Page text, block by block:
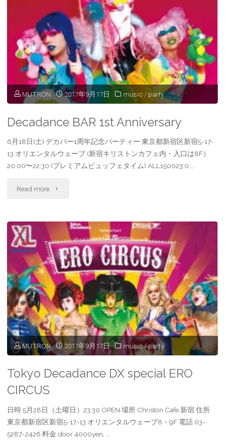
MUTRON 2017年9月17日 music / party
Decadance BAR 1st Anniversary
6月18日(土) デカバー1周年記念パーティー 東京都新宿区新宿5-17-
13 オリエンタルウェーブ (新宿キリストンカフェ内・入口は8F）
20:00〜22:30 (プレミアムビュッフェタイム) ALL150023:0 …
Read more "Decadance
Anniversary"
MUTRON 2017年9月17日 music/party
Tokyo Decadance DX special ERO
CIRCUS
日時 5月28日（土曜日）23:30 OPEN 場所 Christon Cafe 新宿 住所
東京都新宿区新宿5-17-13 オリエンタルウェーブ8・9F 電話 03-
5287-2426 料金 door 4000yen, …